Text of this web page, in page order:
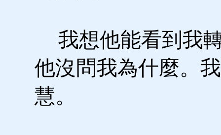
我想他能看到我
他沒問我為什麼。
慧。